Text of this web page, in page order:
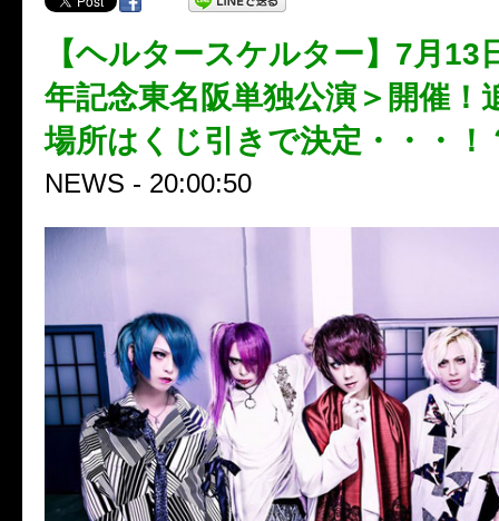
【ヘルタースケルター】7月13
年記念東名阪単独公演＞開催！
場所はくじ引きで決定・・・！
NEWS - 20:00:50